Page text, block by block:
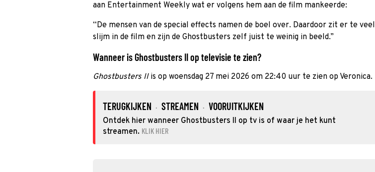
aan Entertainment Weekly wat er volgens hem aan de film mankeerde:
“De mensen van de special effects namen de boel over. Daardoor zit er te veel
slijm in de film en zijn de Ghostbusters zelf juist te weinig in beeld.”
Wanneer is Ghostbusters II op televisie te zien?
Ghostbusters IIis op woensdag 27 mei 2026 om 22:40 uur te zien op Veronica.
TERUGKIJKEN · STREAMEN · VOORUITKIJKEN
Ontdek hier wanneer Ghostbusters II op tv is of waar je het kunt
streamen. KLIK HIER